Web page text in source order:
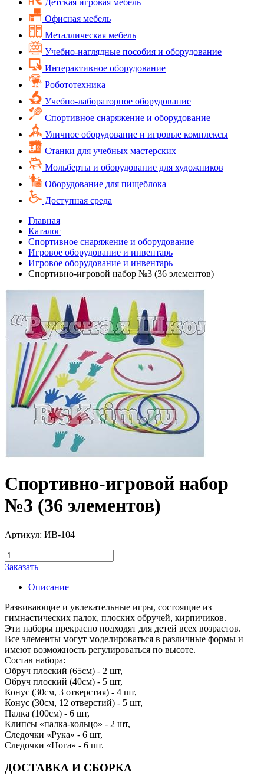
Офисная мебель
Металлическая мебель
Учебно-наглядные пособия и оборудование
Интерактивное оборудование
Робототехника
Учебно-лабораторное оборудование
Спортивное снаряжение и оборудование
Уличное оборудование и игровые комплексы
Cтанки для учебных мастерских
Мольберты и оборудование для художников
Оборудование для пищеблока
Доступная среда
Главная
Каталог
Спортивное снаряжение и оборудование
Игровое оборудование и инвентарь
Игровое оборудование и инвентарь
Спортивно-игровой набор №3 (36 элементов)
Спортивно-игровой набор
№3 (36 элементов)
Артикул: ИВ-104
Заказать
Описание
Развивающие и увлекательные игры, состоящие из
гимнастических палок, плоских обручей, кирпичиков.
Эти наборы прекрасно подходят для детей всех возрастов.
Все элементы могут моделироваться в различные формы и
имеют возможность регулироваться по высоте.
Состав набора:
Обруч плоский (65см) - 2 шт,
Обруч плоский (40см) - 5 шт,
Конус (30см, 3 отверстия) - 4 шт,
Конус (30см, 12 отверстий) - 5 шт,
Палка (100см) - 6 шт,
Клипсы «палка-кольцо» - 2 шт,
Следочки «Рука» - 6 шт,
Следочки «Нога» - 6 шт.
ДОСТАВКА И СБОРКА